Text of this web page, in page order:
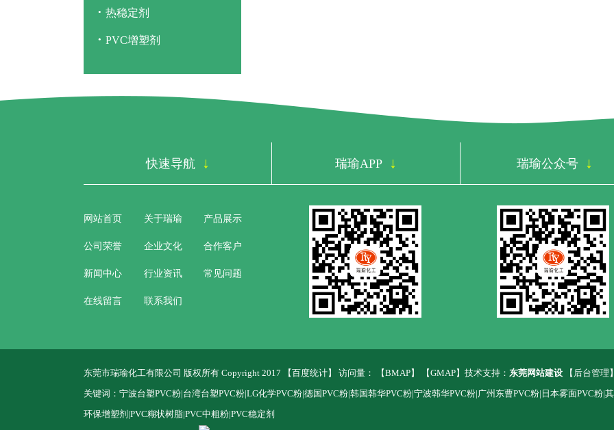
· 热稳定剂
· PVC增塑剂
快速导航 ↓ 瑞瑜APP ↓ 瑞瑜公众号 ↓
网站首页 关于瑞瑜 产品展示
公司荣誉 企业文化 合作客户
新闻中心 行业资讯 常见问题
在线留言 联系我们
东莞市瑞瑜化工有限公司 版权所有 Copyright 2017 【百度统计】 访问量： 【BMAP】 【GMAP】技术支持： 东莞网站建设 【 后台管理
关键词：宁波台塑PVC粉|台湾台塑PVC粉|LG化学PVC粉|德国PVC粉|韩国韩华PVC粉|宁波韩华PVC粉|广州东曹PVC粉|日本雾面PVC粉|
环保增塑剂|PVC糊状树脂|PVC中粗粉|PVC稳定剂